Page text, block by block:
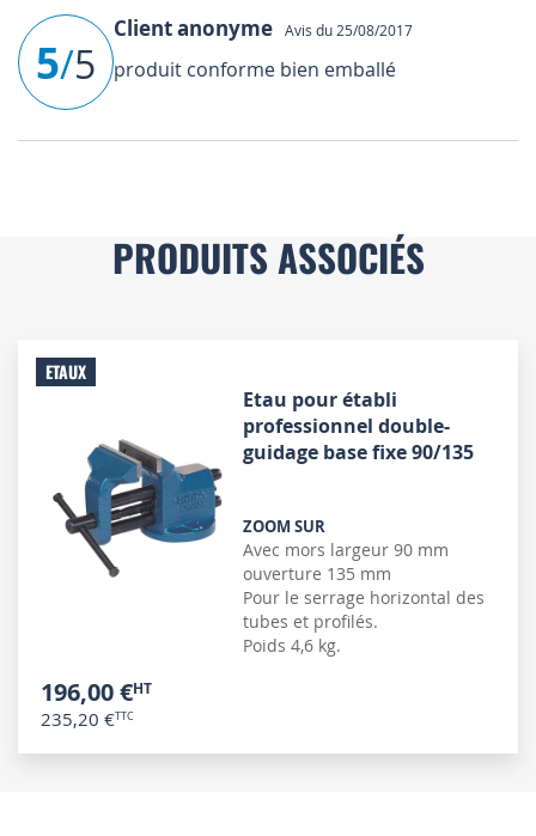
5/5
Client anonyme Avis du 25/08/2017
produit conforme bien emballé
PRODUITS ASSOCIÉS
ETAUX
Etau pour établi
professionnel double-
guidage base fixe 90/135
ZOOM SUR
Avec mors largeur 90 mm
ouverture 135 mm
Pour le serrage horizontal des
tubes et profilés.
Poids 4,6 kg.
196,00 €
235,20 €